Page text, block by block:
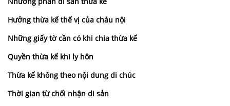
Hưởng thừa kế thế vị của cháu nội
Những giấy tờ cần có khi chia thừa kế
Quyền thừa kế khi ly hôn
Thừa kế không theo nội dung di chúc
Thời gian từ chối nhận di sản